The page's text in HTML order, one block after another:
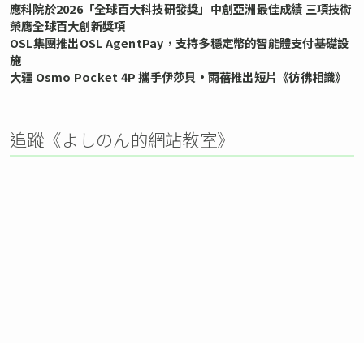
應科院於2026「全球百大科技研發獎」中創亞洲最佳成績 三項技術
榮膺全球百大創新獎項
OSL集團推出OSL AgentPay，支持多穩定幣的智能體支付基礎設
施
大疆 Osmo Pocket 4P 攜手伊莎貝•雨蓓推出短片《彷彿相識》
追蹤《よしのん的網站教室》